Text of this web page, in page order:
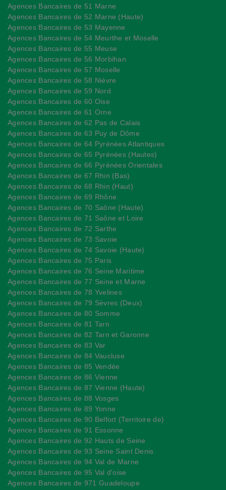
Agences Bancaires de 51 Marne
Agences Bancaires de 52 Marne (Haute)
Agences Bancaires de 53 Mayenne
Agences Bancaires de 54 Meurthe et Moselle
Agences Bancaires de 55 Meuse
Agences Bancaires de 56 Morbihan
Agences Bancaires de 57 Moselle
Agences Bancaires de 58 Niévre
Agences Bancaires de 59 Nord
Agences Bancaires de 60 Oise
Agences Bancaires de 61 Orne
Agences Bancaires de 62 Pas de Calais
Agences Bancaires de 63 Puy de Dôme
Agences Bancaires de 64 Pyrénées Atlantiques
Agences Bancaires de 65 Pyrénées (Hautes)
Agences Bancaires de 66 Pyrénées Orientales
Agences Bancaires de 67 Rhin (Bas)
Agences Bancaires de 68 Rhin (Haut)
Agences Bancaires de 69 Rhône
Agences Bancaires de 70 Saône (Haute)
Agences Bancaires de 71 Saône et Loire
Agences Bancaires de 72 Sarthe
Agences Bancaires de 73 Savoie
Agences Bancaires de 74 Savoie (Haute)
Agences Bancaires de 75 Paris
Agences Bancaires de 76 Seine Maritime
Agences Bancaires de 77 Seine et Marne
Agences Bancaires de 78 Yvelines
Agences Bancaires de 79 Sèvres (Deux)
Agences Bancaires de 80 Somme
Agences Bancaires de 81 Tarn
Agences Bancaires de 82 Tarn et Garonne
Agences Bancaires de 83 Var
Agences Bancaires de 84 Vaucluse
Agences Bancaires de 85 Vendée
Agences Bancaires de 86 Vienne
Agences Bancaires de 87 Vienne (Haute)
Agences Bancaires de 88 Vosges
Agences Bancaires de 89 Yonne
Agences Bancaires de 90 Belfort (Territoire de)
Agences Bancaires de 91 Essonne
Agences Bancaires de 92 Hauts de Seine
Agences Bancaires de 93 Seine Saint Denis
Agences Bancaires de 94 Val de Marne
Agences Bancaires de 95 Val d'oise
Agences Bancaires de 971 Guadeloupe